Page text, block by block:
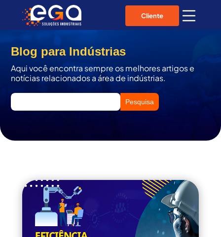
Cliente
Blog para Indústrias
Aqui você encontra sempre os melhores artigos e
notícias relacionados a área de indústrias.